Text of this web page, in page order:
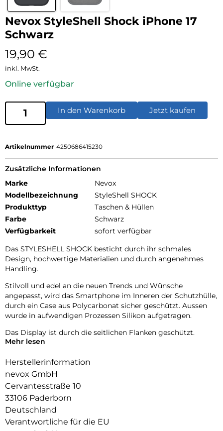
Nevox StyleShell Shock iPhone 17
Schwarz
19,90 €
inkl. MwSt.
Online verfügbar
In den Warenkorb Jetzt kaufen
Artikelnummer 4250686415230
Zusätzliche Informationen
Marke
Nevox
Modellbezeichnung
StyleShell SHOCK
Produkttyp
Taschen & Hüllen
Farbe
Schwarz
Verfügbarkeit
sofort verfügbar
Das STYLESHELL SHOCK besticht durch ihr schmales
Design, hochwertige Materialien und durch angenehmes
Handling.
Stilvoll und edel an die neuen Trends und Wünsche
angepasst, wird das Smartphone im Inneren der Schutzhülle,
durch ein Case aus Polycarbonat sicher geschützt. Aussen
wurde in aufwendigen Prozessen Silikon aufgetragen.
Das Display ist durch die seitlichen Flanken geschützt.
verwendet, dadurch wird ein zerkratzen des Smartphones
verhindert.
Die Anschlüsse, Knöpfe und Kamera bleiben voll zugänglich.
Hochwertiges Schmutzabweisendes Silikon Material.
Mehr lesen
Herstellerinformation
nevox GmbH
Cervantesstraße 10
33106 Paderborn
Deutschland
Verantwortliche für die EU